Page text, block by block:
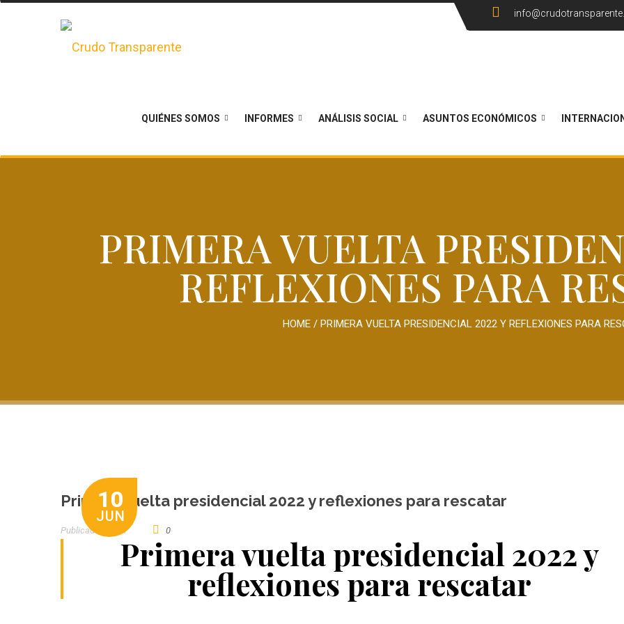
QUIÉNES SOMOS INFORMES ANÁLISIS SOCIAL ASUNTOS ECONÓMICOS
PRIMERA VUELTA
REFLEXIONES PARA
HOME/ PRIMERA VUELTA PRESIDENCIAL 2022 Y REFLEXIONES PARA
10
JUN
Primera vuelta presidencial 2022 y reflexiones para rescatar
Publicado por CT 0
Primera vuelta presidencial 2022 y
reflexiones para rescatar